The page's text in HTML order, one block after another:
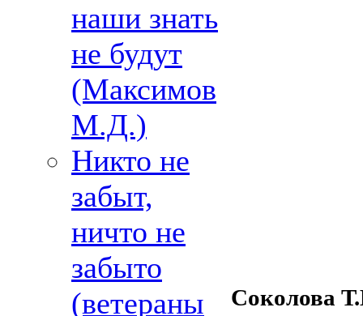
наши знать
не будут
(Максимов
М.Д.)
Никто не
забыт,
ничто не
забыто
(ветераны
Соколова